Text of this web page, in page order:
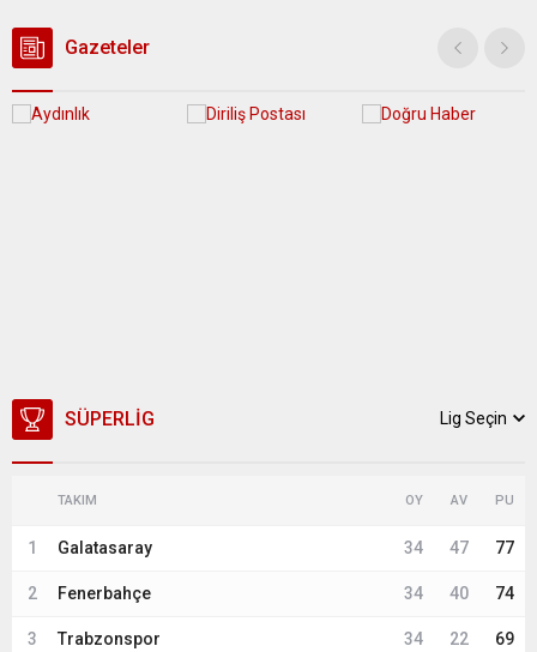
Gazeteler
SÜPERLIG Lig Seçin
TAKIM OY AV PU
1 Galatasaray 34 47 77
2 Fenerbahçe 34 40 74
3 Trabzonspor 34 22 69